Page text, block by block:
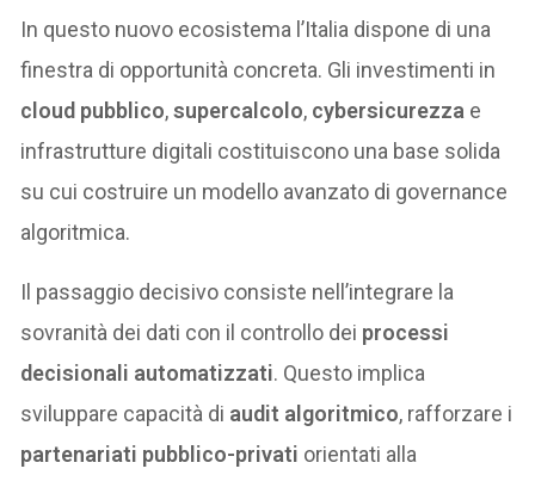
In questo nuovo ecosistema l’Italia dispone di una
finestra di opportunità concreta. Gli investimenti in
cloud pubblico,supercalcolo, cybersicurezza e
infrastrutture digitali costituiscono una base solida
su cui costruire un modello avanzato di governance
algoritmica.
Il passaggio decisivo consiste nell’integrare la
sovranità dei dati con il controllo dei processi
decisionali automatizzati. Questo implica
sviluppare capacità di audit algoritmico, rafforzare i
partenariati pubblico-privati orientati alla